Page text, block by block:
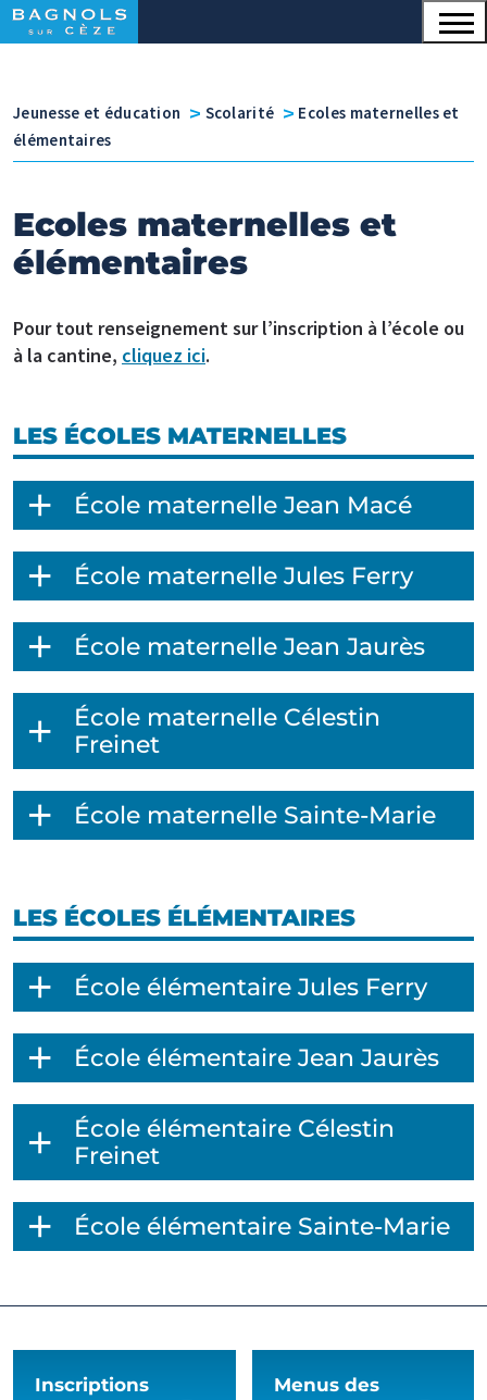
Panneau de gestion des cookies
Menu principal
Contenu
Jeunesse et éducation v Scolaritév Ecoles maternelles et
élémentaires
Ecoles maternelles et
élémentaires
Pour tout renseignement sur l’inscription à l’école ou
à la cantine, cliquez ici.
LES ÉCOLES MATERNELLES
École maternelle Jean Macé
École maternelle Jules Ferry
École maternelle Jean Jaurès
École maternelle Célestin
Freinet
École maternelle Sainte-Marie
LES ÉCOLES ÉLÉMENTAIRES
École élémentaire Jules Ferry
École élémentaire Jean Jaurès
École élémentaire Célestin
Freinet
École élémentaire Sainte-Marie
Inscriptions
Menus des